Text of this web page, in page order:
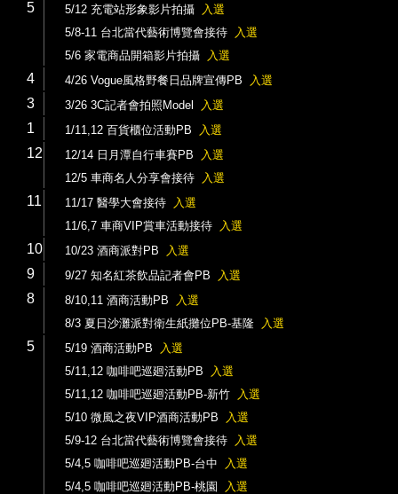
5 5/12 充電站形象影片拍攝
入選
5/8-11 台北當代藝術博覽會接待
入選
5/6 家電商品開箱影片拍攝
入選
4 4/26 Vogue風格野餐日品牌宣傳PB 入選
3 3/26 3C記者會拍照Model 入選
1 1/11,12 百貨櫃位活動PB 入選
12 12/14 日月潭自行車賽PB
入選
12/5 車商名人分享會接待
入選
11 11/17 醫學大會接待
入選
11/6,7 車商VIP賞車活動接待
入選
10 10/23 酒商派對PB 入選
9 9/27 知名紅茶飲品記者會PB 入選
8 8/10,11 酒商活動PB
入選
8/3 夏日沙灘派對衛生紙攤位PB-基隆
入選
5 5/19 酒商活動PB
入選
5/11,12 咖啡吧巡廻活動PB
入選
5/11,12 咖啡吧巡廻活動PB-新竹
入選
5/10 微風之夜VIP酒商活動PB
入選
5/9-12 台北當代藝術博覽會接待
入選
5/4,5 咖啡吧巡廻活動PB-台中
入選
5/4,5 咖啡吧巡廻活動PB-桃園
入選